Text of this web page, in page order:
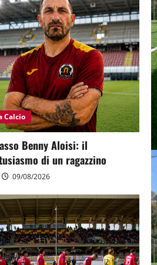
Calcio
Benny Aloisi: il
di un ragazzino
09/08/2026